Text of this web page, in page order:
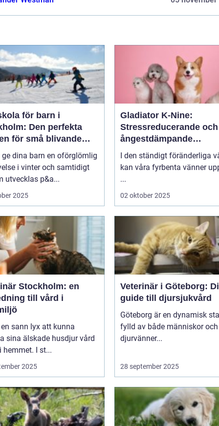
för barn i
Den perfekta
för små blivande
ge dina barn en oförglömlig
i vinter och samtidigt
utvecklas p&a...
2025
Gladiator K-Nine:
Stressreducerande och
ångestdämpande
hundhalsband
I den ständigt föränderliga
kan våra fyrbenta vänner
...
02 oktober 2025
Stockholm: en
till vård i
sann lyx att kunna
sina älskade husdjur vård
hemmet. I st...
2025
Veterinär i Göteborg:
guide till djursjukvård
Göteborg är en dynamisk
fylld av både människor
djurvänner...
28 september 2025